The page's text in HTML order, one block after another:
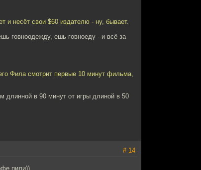
и несёт свои $60 издателю - ну, бывает.
говноодежду, ешь говноеду - и всё за
Фила смотрит первые 10 минут фильма,
длинной в 90 минут от игры длиной в 50
# 14
пили))